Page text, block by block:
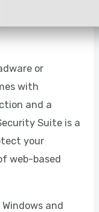
or
with
and a
Suite is a
your
web-based
and